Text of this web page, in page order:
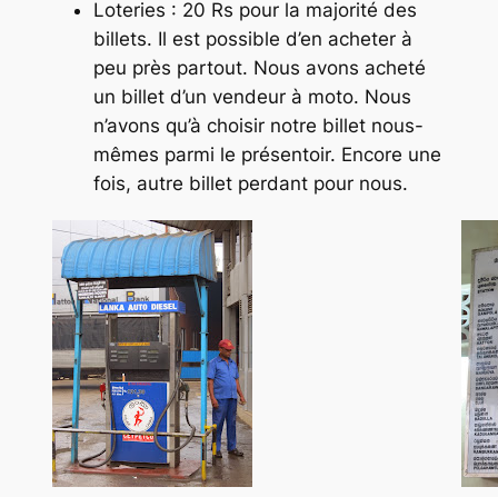
Loteries : 20 Rs pour la majorité des
billets. Il est possible d’en acheter à
peu près partout. Nous avons acheté
un billet d’un vendeur à moto. Nous
n’avons qu’à choisir notre billet nous-
mêmes parmi le présentoir. Encore une
fois, autre billet perdant pour nous.